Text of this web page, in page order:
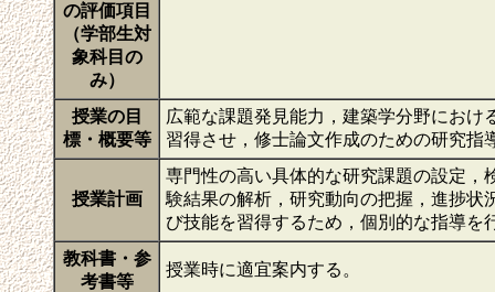
の評価項目
（学部生対
象科目の
み）
授業の目
標・概要等
広範な課題発見能力，建築学分野にお
習得させ，修士論文作成のための研究指
授業計画
専門性の高い具体的な研究課題の設定，
験結果の解析，研究動向の把握，進捗状
び技能を習得するため，個別的な指導を
教科書・参
考書等
授業時に適宜案内する。